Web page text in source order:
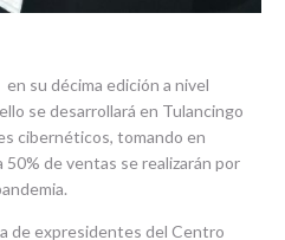
su décima edición a nivel
se desarrollará en Tulancingo
cibernéticos, tomando en
de ventas se realizarán por
de expresidentes del Centro